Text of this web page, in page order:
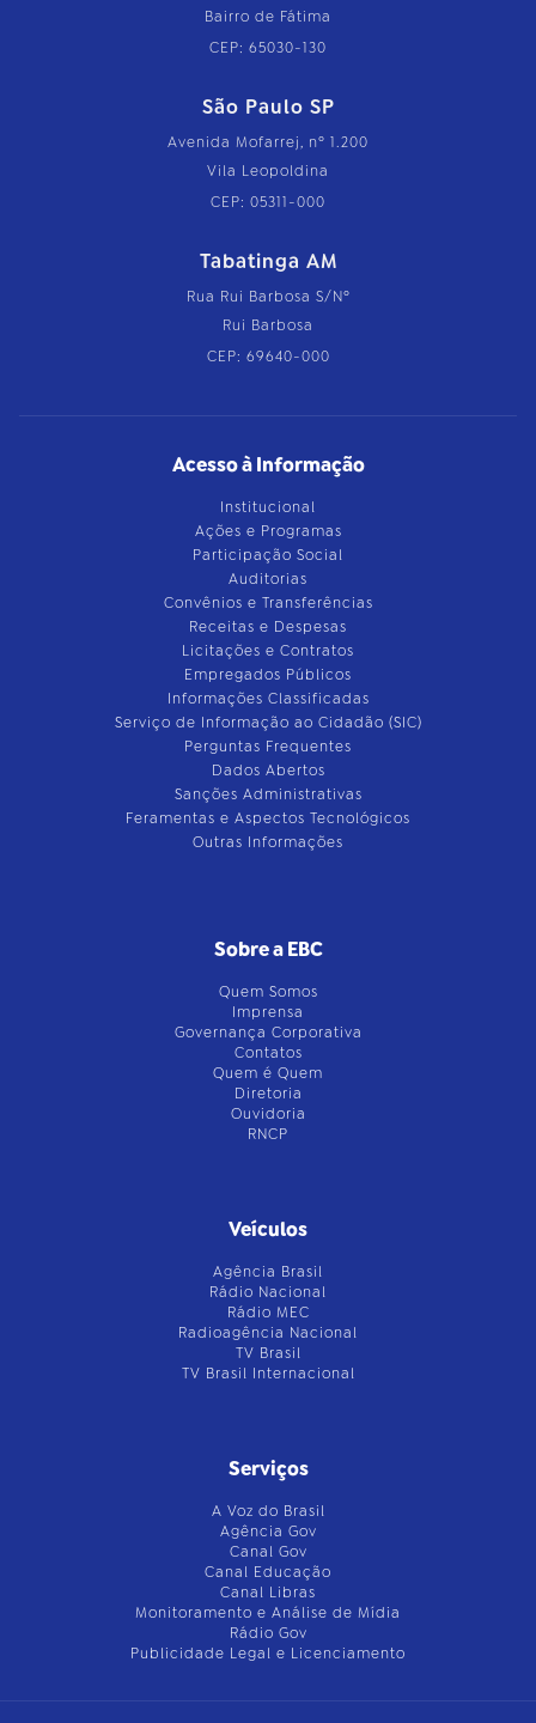
Bairro de Fátima
CEP: 65030-130
São Paulo SP
Avenida Mofarrej, nº 1.200
Vila Leopoldina
CEP: 05311-000
Tabatinga AM
Rua Rui Barbosa S/Nº
Rui Barbosa
CEP: 69640-000
Acesso à Informação
Institucional
Ações e Programas
Participação Social
Auditorias
Convênios e Transferências
Receitas e Despesas
Licitações e Contratos
Empregados Públicos
Informações Classificadas
Serviço de Informação ao Cidadão (SIC)
Perguntas Frequentes
Dados Abertos
Sanções Administrativas
Feramentas e Aspectos Tecnológicos
Outras Informações
Sobre a EBC
Quem Somos
Imprensa
Governança Corporativa
Contatos
Quem é Quem
Diretoria
Ouvidoria
RNCP
Veículos
Agência Brasil
Rádio Nacional
Rádio MEC
Radioagência Nacional
TV Brasil
TV Brasil Internacional
Serviços
A Voz do Brasil
Agência Gov
Canal Gov
Canal Educação
Canal Libras
Monitoramento e Análise de Mídia
Rádio Gov
Publicidade Legal e Licenciamento